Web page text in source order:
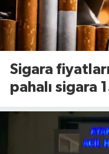
Sigara
pahalı sigara